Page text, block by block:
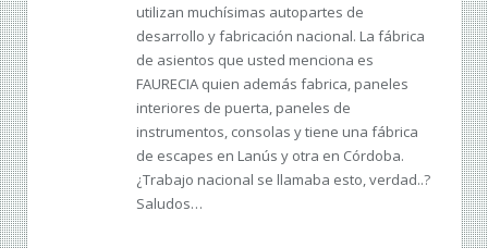
utilizan muchísimas autopartes de
desarrollo y fabricación nacional. La fábrica
de asientos que usted menciona es
FAURECIA quien además fabrica, paneles
interiores de puerta, paneles de
instrumentos, consolas y tiene una fábrica
de escapes en Lanús y otra en Córdoba.
¿Trabajo nacional se llamaba esto, verdad..?
Saludos…